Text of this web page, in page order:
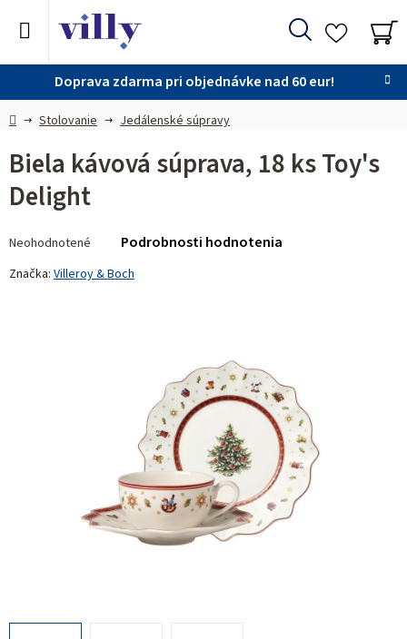
Doprava zdarma pri objednávke nad 60 eur!
Hľadať
DomovStolovanie Jedálenské súpravy
Biela kávová súprava, 18 ks Toy's
Delight
hodnotenie
produktu
Neohodnotené Podrobnosti hodnotenia
Značka: Villeroy & Boch